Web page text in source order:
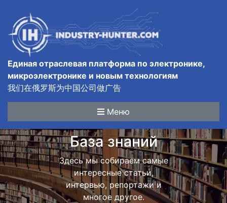
Единая отраслевая платформа по электронике,
микроэлектронике и новым технологиям
我们在俄罗斯为中国公司做广告
Меню
База знаний
Здесь мы собираем самые
интересные статьи,
интервью, репортажи и
многое другое.